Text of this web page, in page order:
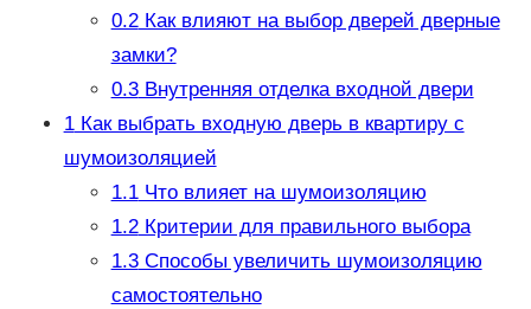
0.2Как влияют на выбор дверей дверные
замки?
0.3Внутренняя отделка входной двери
1Как выбрать входную дверь в квартиру с
шумоизоляцией
1.1Что влияет на шумоизоляцию
1.2Критерии для правильного выбора
1.3Способы увеличить шумоизоляцию
самостоятельно